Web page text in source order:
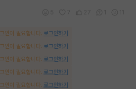
인이 필요합니다. 로그인하기
인이 필요합니다. 로그인하기
인이 필요합니다. 로그인하기
인이 필요합니다. 로그인하기
인이 필요합니다. 로그인하기